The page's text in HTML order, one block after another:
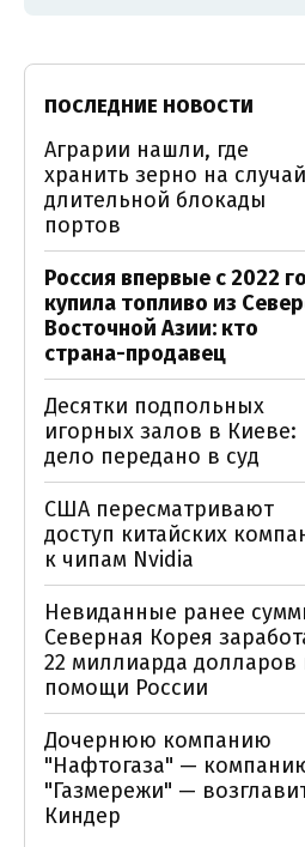
ПОСЛЕДНИЕ НОВОСТИ
Аграрии нашли, где
хранить зерно на случай
длительной блокады
портов
Россия впервые с 2022
купила топливо из
Восточной Азии: кто
страна-продавец
Десятки подпольных
игорных залов в Киеве:
дело передано в суд
США пересматривают
доступ китайских
к чипам Nvidia
Невиданные ранее
Северная Корея
22 миллиарда долларов
помощи России
Дочернюю компанию
"Нафтогаза" —
"Газмережи" —
Киндер